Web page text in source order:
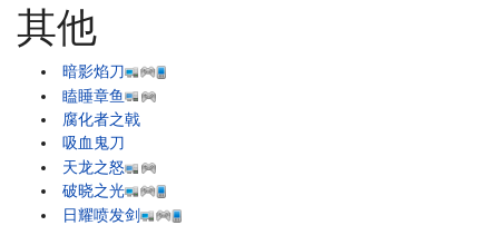
其他
暗影焰刀
瞌睡章鱼
腐化者之戟
吸血鬼刀
天龙之怒
破晓之光
日耀喷发剑